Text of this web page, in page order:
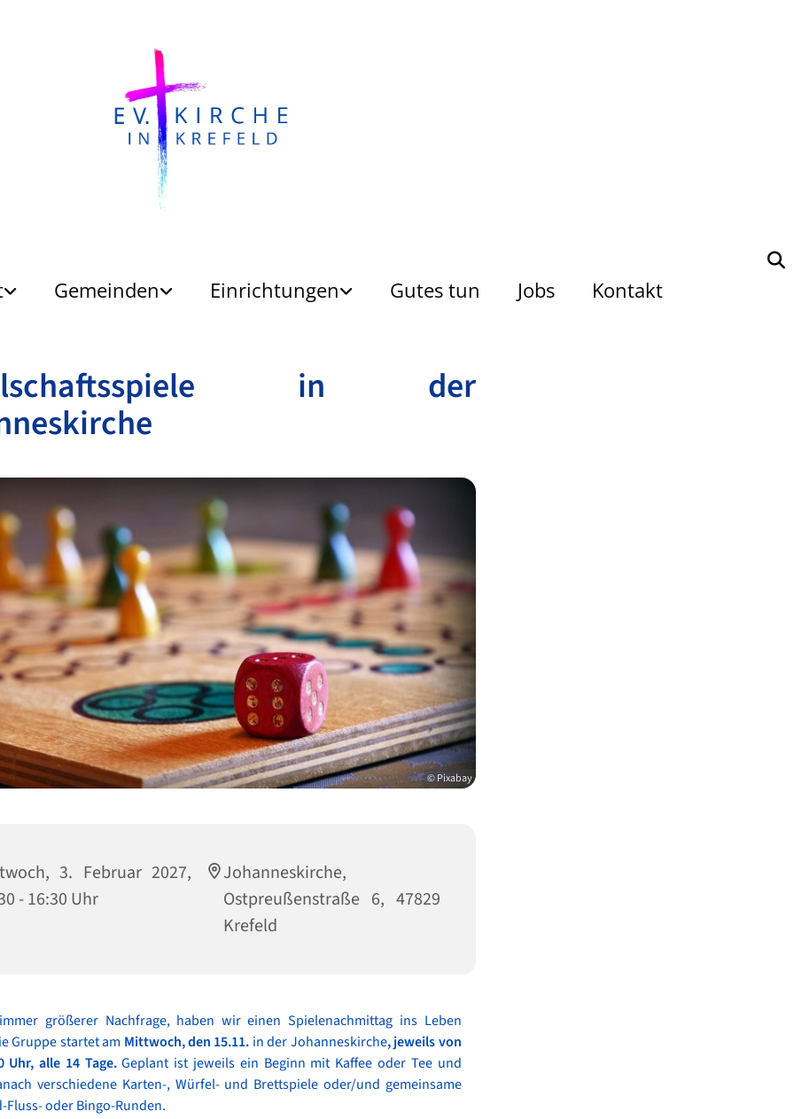
Gemeinden Einrichtungen Gutes tun Jobs Kontakt
in der
© Pixabay
3. Februar 2027,
- 16:30 Uhr
Johanneskirche,
Ostpreußenstraße 6, 47829
Krefeld
größerer Nachfrage, haben wir einen Spielenachmittag ins Leben
Gruppe startet am Mittwoch, den 15.11. in der Johanneskirche, jeweils von
Uhr, alle 14 Tage.Geplant ist jeweils ein Beginn mit Kaffee oder Tee und
verschiedene Karten-, Würfel- und Brettspiele oder/und gemeinsame
Fluss- oder Bingo-Runden.